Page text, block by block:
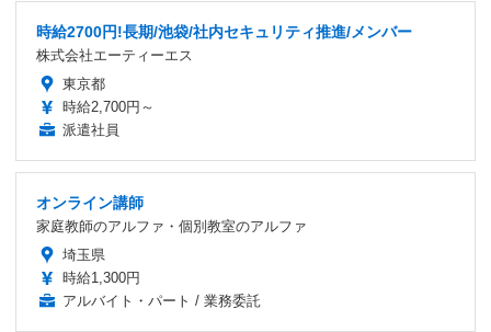
時給2700円!長期/池袋/社内セキュリティ推進/メンバー
株式会社エーティーエス
東京都
時給2,700円～
派遣社員
オンライン講師
家庭教師のアルファ・個別教室のアルファ
埼玉県
時給1,300円
アルバイト・パート / 業務委託